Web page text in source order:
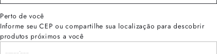
Perto de você
Informe seu CEP ou compartilhe sua localização para descobrir
produtos próximos a você